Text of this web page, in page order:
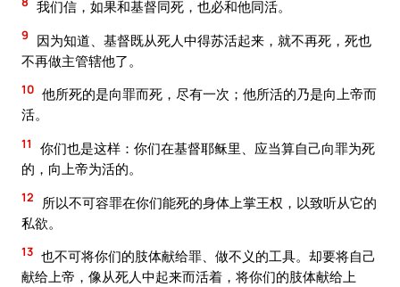
我们信，如果和基督同死，也必和他同活。
9
因为知道、基督既从死人中得苏活起来，就不再死，死也
不再做主管辖他了。
10 他所死的是向罪而死，尽有一次；他所活的乃是向上帝而
活。
11
你们也是这样：你们在基督耶稣里、应当算自己向罪为死
的，向上帝为活的。
12
所以不可容罪在你们能死的身体上掌王权，以致听从它的
私欲。
13 也不可将你们的肢体献给罪、做不义的工具。却要将自己
献给上帝，像从死人中起来而活着，将你们的肢体献给上